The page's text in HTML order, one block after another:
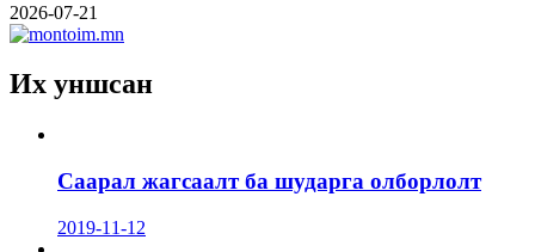
2026-07-21
Их уншсан
Саарал жагсаалт ба шударга олборлолт
2019-11-12